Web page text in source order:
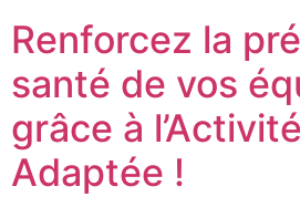
Renforcez la
santé de vos
grâce à
Adaptée !